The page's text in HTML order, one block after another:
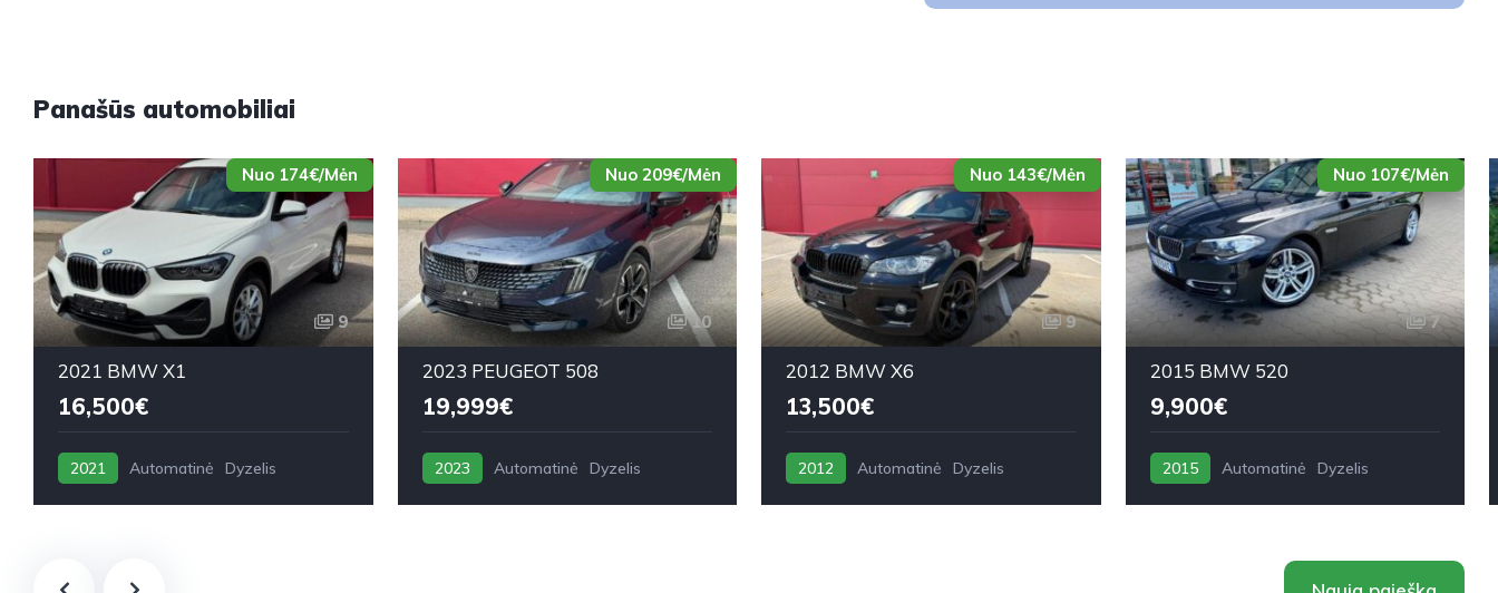
Panašūs automobiliai
Nuo 174€/Mėn
9
2021 BMW X1
16,500€
2021 Automatinė Dyzelis
Nuo 209€/Mėn
10
2023 PEUGEOT 508
19,999€
2023 Automatinė Dyzelis
Nuo 143€/Mėn
9
2012 BMW X6
13,500€
2012 Automatinė Dyzelis
Nuo 107€/Mėn
7
2015 BMW 520
9,900€
2015 Automatinė Dyzelis